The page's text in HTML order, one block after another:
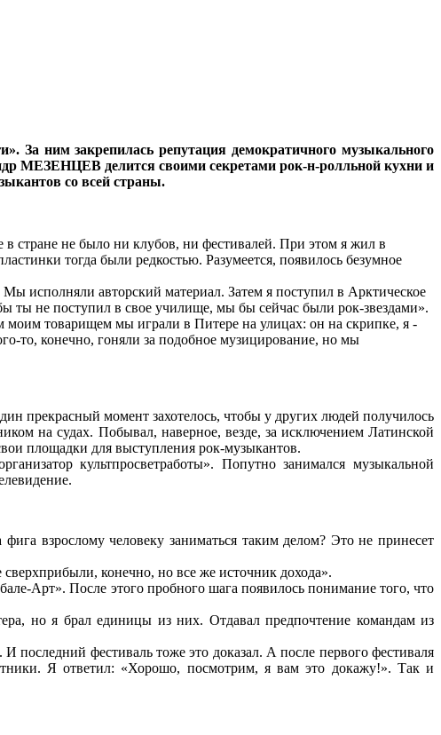
За ним закрепилась репутация демократичного музыкального
МЕЗЕНЦЕВ делится своими секретами рок-н-ролльной кухни и
со всей страны.
стране не было ни клубов, ни фестивалей. При этом я жил в
тогда были редкостью. Разумеется, появилось безумное
исполняли авторский материал. Затем я поступил в Арктическое
ты не поступил в свое училище, мы бы сейчас были рок-звездами».
товарищем мы играли в Питере на улицах: он на скрипке, я -
то, конечно, гоняли за подобное музицирование, но мы
прекрасный момент захотелось, чтобы у других людей получилось
на судах. Побывал, наверное, везде, за исключением Латинской
площадки для выступления рок-музыкантов.
культпросветработы». Попутно занимался музыкальной
взрослому человеку заниматься таким делом? Это не принесет
конечно, но все же источник дохода».
Арт». После этого пробного шага появилось понимание того, что
но я брал единицы из них. Отдавал предпочтение командам из
последний фестиваль тоже это доказал. А после первого фестиваля
Я ответил: «Хорошо, посмотрим, я вам это докажу!». Так и